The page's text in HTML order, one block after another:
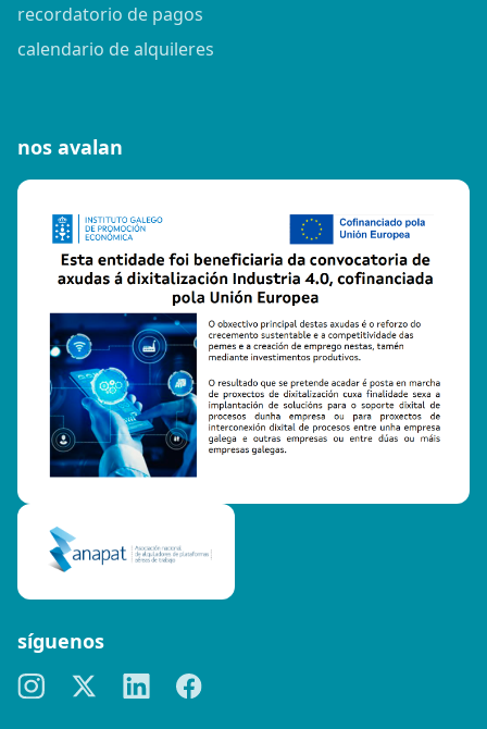
recordatorio de pagos
calendario de alquileres
nos avalan
síguenos